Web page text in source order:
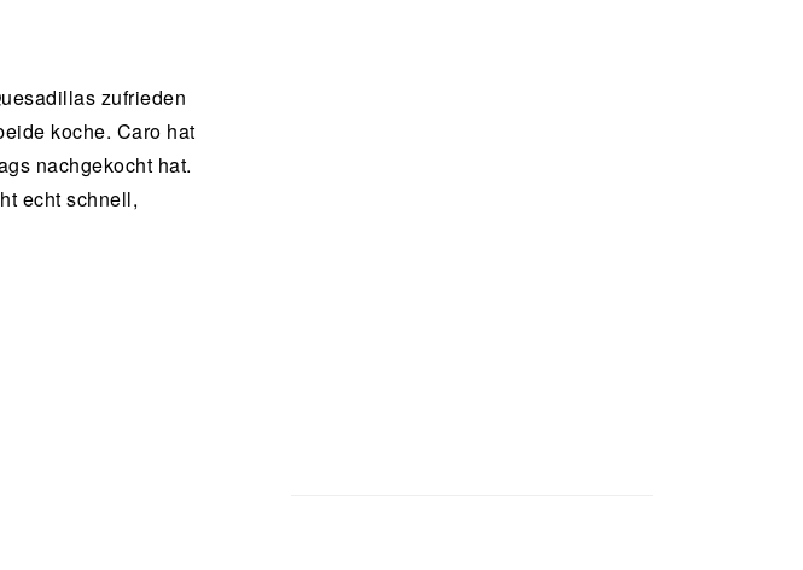
zufrieden
koche. Caro hat
nachgekocht hat.
echt schnell,